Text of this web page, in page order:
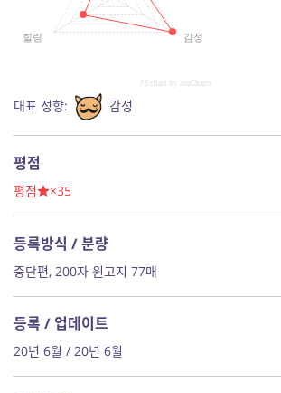
감성
힐링
JS chart by amCharts
대표 성향: 감성
평점
평점 ×35
등록방식 / 분량
중단편, 200자 원고지 77매
등록 / 업데이트
20년 6월 / 20년 6월